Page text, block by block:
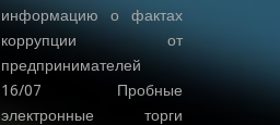
информацию о фактах
коррупции от
предпринимателей
16/07 Пробные
электронные торги